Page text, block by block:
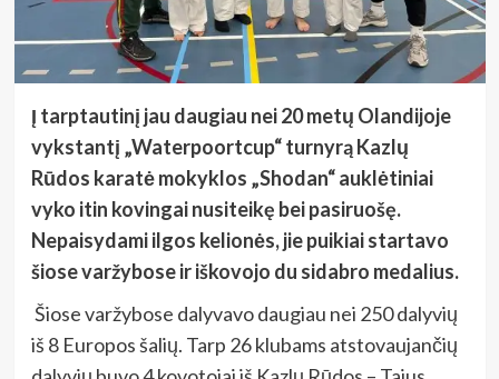
Į tarptautinį jau daugiau nei 20 metų Olandijoje
vykstantį „Waterpoortcup“ turnyrą Kazlų
Rūdos karatė mokyklos „Shodan“ auklėtiniai
vyko itin kovingai nusiteikę bei pasiruošę.
Nepaisydami ilgos kelionės, jie puikiai startavo
šiose varžybose ir iškovojo du sidabro medalius.
Šiose varžybose dalyvavo daugiau nei 250 dalyvių
iš 8 Europos šalių. Tarp 26 klubams atstovaujančių